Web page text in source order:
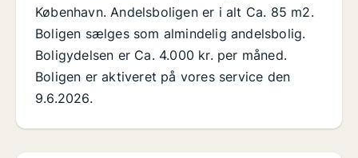
København. Andelsboligen er i alt Ca. 85 m2.
Boligen sælges som almindelig andelsbolig.
Boligydelsen er Ca. 4.000 kr. per måned.
Boligen er aktiveret på vores service den
9.6.2026.